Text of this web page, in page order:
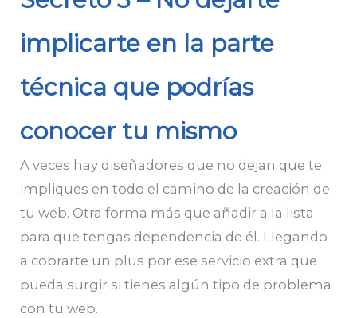
implicarte en la parte
técnica que podrías
conocer tu mismo
A veces hay diseñadores que no dejan que te
impliques en todo el camino de la creación de
tu web. Otra forma más que añadir a la lista
para que tengas dependencia de él. Llegando
a cobrarte un plus por ese servicio extra que
pueda surgir si tienes algún tipo de problema
con tu web.